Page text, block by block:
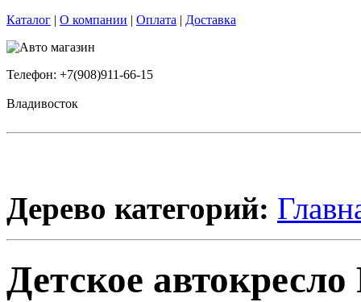
Каталог | О компании | Оплата | Доставка
Телефон: +7(908)911-66-15
Владивосток
Дерево категорий:
Детское